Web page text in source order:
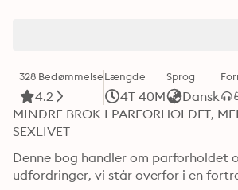
328 Bedømmelse
4.2
Længde
4T 40M
Sprog
Dansk
MINDRE BROK I PARFORHOLDET,
SEXLIVET
Denne bog handler om parforholdet
udfordringer, vi står overfor i en